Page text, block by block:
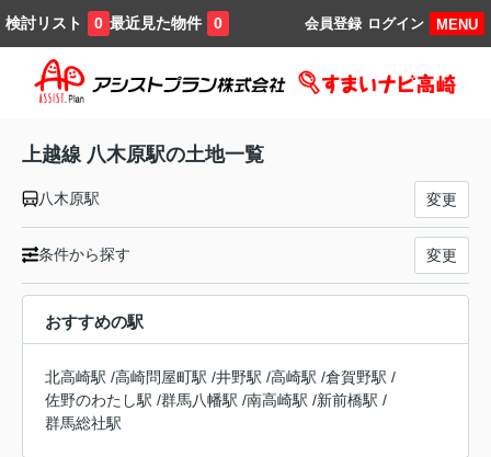
検討リスト 0 最近見た物件 0 MENU
ログイン
会員登録
上越線 八木原駅の土地一覧
八木原駅 変更
条件から探す 変更
おすすめの駅
北高崎駅 /高崎問屋町駅 /井野駅 /高崎駅 /倉賀野駅 /
佐野のわたし駅 /群馬八幡駅 /南高崎駅 /新前橋駅 /
群馬総社駅